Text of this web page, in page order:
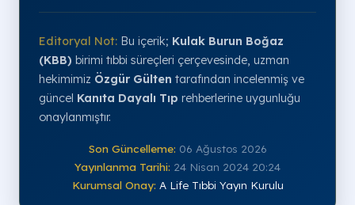
Editoryal Not: Bu içerik; Kulak Burun Boğaz
(KBB) birimi tıbbi süreçleri çerçevesinde, uzman
hekimimiz Özgür Gülten tarafından incelenmiş ve
güncel Kanıta Dayalı Tıp rehberlerine uygunluğu
onaylanmıştır.
Son Güncelleme: 06 Ağustos 2026
Yayınlanma Tarihi: 24 Nisan 2024 20:24
Kurumsal Onay: A Life Tıbbi Yayın Kurulu